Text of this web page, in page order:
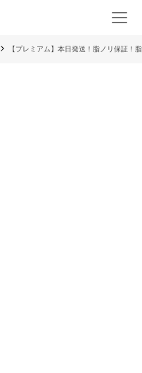
【プレミアム】本日発送！脂ノリ保証